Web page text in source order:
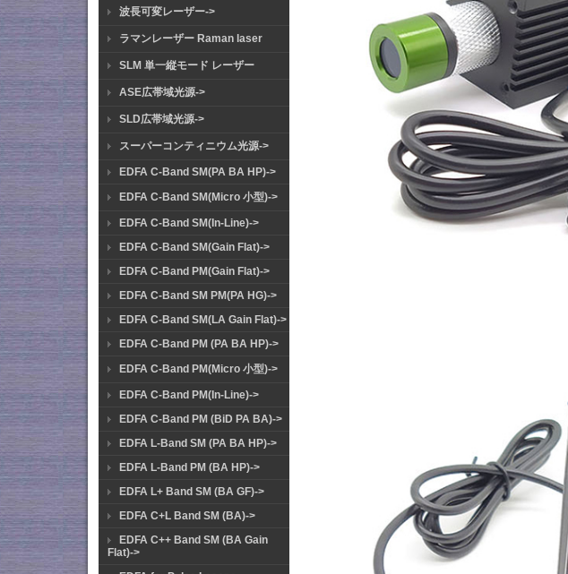
波長可変レーザー->
ラマンレーザー Raman laser
SLM 単一縦モード レーザー
ASE広帯域光源->
SLD広帯域光源->
スーパーコンティニウム光源->
EDFA C-Band SM(PA BA HP)->
EDFA C-Band SM(Micro 小型)->
EDFA C-Band SM(In-Line)->
EDFA C-Band SM(Gain Flat)->
EDFA C-Band PM(Gain Flat)->
EDFA C-Band SM PM(PA HG)->
EDFA C-Band SM(LA Gain Flat)->
EDFA C-Band PM (PA BA HP)->
EDFA C-Band PM(Micro 小型)->
EDFA C-Band PM(In-Line)->
EDFA C-Band PM (BiD PA BA)->
EDFA L-Band SM (PA BA HP)->
EDFA L-Band PM (BA HP)->
EDFA L+ Band SM (BA GF)->
EDFA C+L Band SM (BA)->
EDFA C++ Band SM (BA Gain
Flat)->